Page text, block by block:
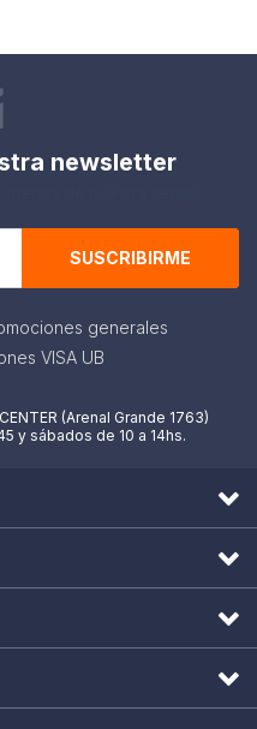
newsletter
SUSCRIBIRME
generales
VISA UB
(Arenal Grande 1763)
y sábados de 10 a 14hs.